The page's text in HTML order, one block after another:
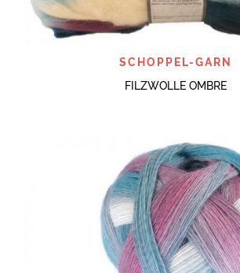
SCHOPPEL-GARN
FILZWOLLE OMBRE